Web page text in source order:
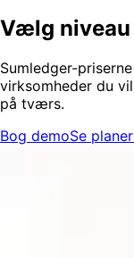
Vælg
Sumledger-
virksomheder du
på tværs.
Bog demoSe